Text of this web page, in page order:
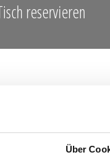
Über
reservieren